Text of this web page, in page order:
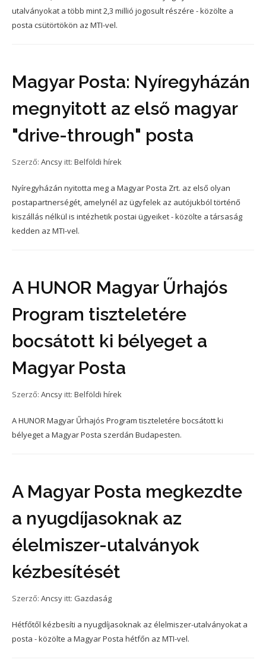
utalványokat a több mint 2,3 millió jogosult részére - közölte a
posta csütörtökön az MTI-vel.
Magyar Posta: Nyíregyházán
megnyitott az első magyar
"drive-through" posta
Szerző: Ancsy itt: Belföldi hírek
Nyíregyházán nyitotta meg a Magyar Posta Zrt. az első olyan
postapartnerségét, amelynél az ügyfelek az autójukból történő
kiszállás nélkül is intézhetik postai ügyeiket - közölte a társaság
kedden az MTI-vel.
A HUNOR Magyar Űrhajós
Program tiszteletére
bocsátott ki bélyeget a
Magyar Posta
Szerző: Ancsy itt: Belföldi hírek
A HUNOR Magyar Űrhajós Program tiszteletére bocsátott ki
bélyeget a Magyar Posta szerdán Budapesten.
A Magyar Posta megkezdte
a nyugdíjasoknak az
élelmiszer-utalványok
kézbesítését
Szerző: Ancsy itt: Gazdaság
Hétfőtől kézbesíti a nyugdíjasoknak az élelmiszer-utalványokat a
posta - közölte a Magyar Posta hétfőn az MTI-vel.